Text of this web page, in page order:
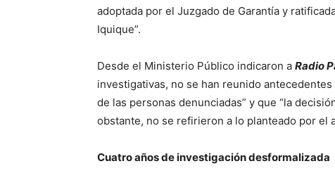
adoptada por el Juzgado de Garantía y
Iquique”.
Desde el Ministerio Público indicaron a Radio
investigativas, no se han reunido
de las personas denunciadas” y que “la
obstante, no se refirieron a lo planteado por el
Cuatro años de investigación desformalizada